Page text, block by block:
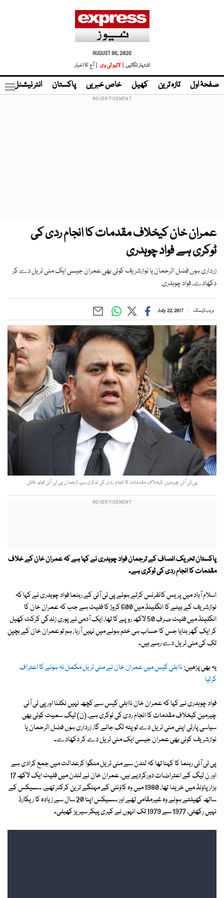
AUGUST 06, 2026
اشتہار لگائیں |
لائیو ٹی وی | آج کا اخبار
صفحۂ اول تازہ ترین کھیل خاص خبریں پاکستان انٹر نیشنل
عمران خان کیخلاف مقدمات کا انجام ردی کی
ٹوکری ہے فواد چوہدری
زرداری ہوں فضل الرحمان یا نوازشریف کوئی بھی عمران جیسی ایک منی ٹریل دے کر
دکھادے، فواد چوہدری
ویب ڈیسک July 22, 2017
پی ٹی آئی چیرمین کیخلاف مقدمات کا انجام ردی کی ٹوکری ہے، ترجمان پی ٹی آئی فوٹو : فائل
پاکستان تحریک انصاف کے ترجمان فواد چوہدری نے کہا ہے کہ عمران خان کے خلاف
مقدمات کا انجام ردی کی ٹوکری ہے۔
اسلام آباد میں پریس کانفرنس کرتے ہوئے پی ٹی آئی کے رہنما فواد چوہدری نے کہا کہ
نوازشریف کے بیٹے کا انگلینڈ میں 600 کروڑ کا فلیٹ ہے جب کہ عمران خان کا
انگلینڈ میں فلیٹ صرف 50 لاکھ روپے کا تھا، ایک آدمی نے پوری زندگی کرکٹ کھیل
کر ایک گھر بنایا جس کا حساب ہی ختم ہونے میں نہیں آرہا، ہم تو عمران خان کے بچپن
تک کی منی ٹریل دے رہے ہیں۔
یہ بھی پڑھیں:نااہلی کیس میں عمران خان نے منی ٹریل مکمل نہ ہونے کا اعتراف
کرلیا
فواد چوہدری نے کہا کہ عمران خان نااہلی کیس سے کچھ نہیں نکلنا اور پی ٹی آئی
چیرمین کیخلاف مقدمات کا انجام ردی کی ٹوکری ہے، (ن) لیگ سمیت کوئی بھی
سیاسی پارٹی اپنی منی ٹریل دے تو پتہ لگ جائے گا، زرداری ہوں فضل الرحمان یا
نوازشریف کوئی بھی عمران جیسی ایک منی ٹریل دے کر دکھادے۔
پی ٹی آئی رہنما کا کہنا تھا کہ لندن سے منی ٹریل منگوا کرعدالت میں جمع کرادی ہے
اور ن لیگ کے اعتراضات دورکردیے ہیں، عمران خان نے لندن میں فلیٹ ایک لاکھ 17
ہزار پاؤنڈ میں خریدا تھا، 1980 میں وہ کاؤنٹی کے مہنگے ترین کرکٹر تھے، سسیکس کے
ساتھ کھیلتے ہوِئے وہ غیرمقامی تھے اور سسیکس اپنا 20 سال سے زیادہ کا ریکارڈ
نہیں رکھتی، 1977 سے 1979 تک انہوں نے کیری پیکر سیریز کھیلی۔